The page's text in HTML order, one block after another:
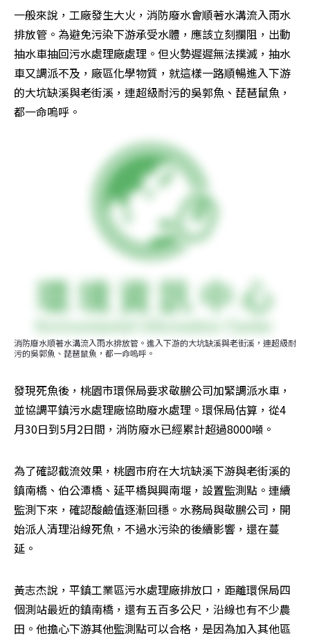
一般來說，工廠發生大火，消防廢水會順著水溝流入雨水
排放管。為避免污染下游承受水體，應該立刻攔阻，出動
抽水車抽回污水處理廠處理。但火勢遲遲無法撲滅，抽水
車又調派不及，廠區化學物質，就這樣一路順暢進入下游
的大坑缺溪與老街溪，連超級耐污的吳郭魚、琵琶鼠魚，
都一命嗚呼。
消防廢水順著水溝流入雨水排放管。進入下游的大坑缺溪與老街溪，連超級耐
污的吳郭魚、琵琶鼠魚，都一命嗚呼。
發現死魚後，桃園市環保局要求敬鵬公司加緊調派水車，
並協調平鎮污水處理廠協助廢水處理。環保局估算，從4
月30日到5月2日間，消防廢水已經累計超過8000噸。
為了確認截流效果，桃園市府在大坑缺溪下游與老街溪的
鎮南橋、伯公潭橋、延平橋與興南堰，設置監測點。連續
監測下來，確認酸鹼值逐漸回穩。水務局與敬鵬公司，開
始派人清理沿線死魚，不過水污染的後續影響，還在蔓
延。
黃志杰說，平鎮工業區污水處理廠排放口，距離環保局四
個測站最近的鎮南橋，還有五百多公尺，沿線也有不少農
田。他擔心下游其他監測點可以合格，是因為加入其他區